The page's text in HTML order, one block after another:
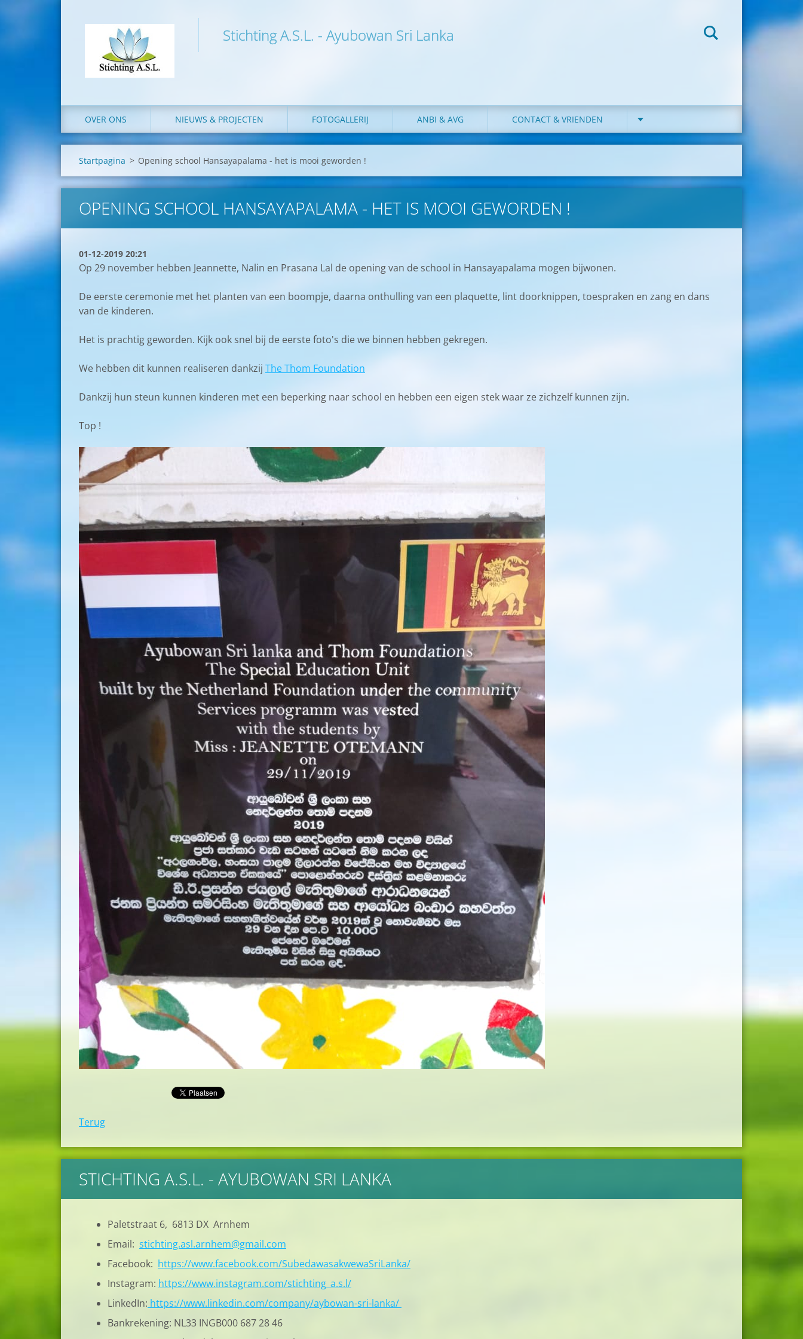
Stichting A.S.L. - Ayubowan Sri Lanka
OVER ONS NIEUWS & PROJECTEN FOTOGALLERIJ ANBI & AVG CONTACT & VRIENDEN
Startpagina > Opening school Hansayapalama - het is mooi geworden !
OPENING SCHOOL HANSAYAPALAMA - HET IS MOOI GEWORDEN !
01-12-2019 20:21
Op 29 november hebben Jeannette, Nalin en Prasana Lal de opening van de school in Hansayapalama mogen bijwonen.
De eerste ceremonie met het planten van een boompje, daarna onthulling van een plaquette, lint doorknippen, toespraken en zang en dans
van de kinderen.
Het is prachtig geworden. Kijk ook snel bij de eerste foto's die we binnen hebben gekregen.
We hebben dit kunnen realiseren dankzij The Thom Foundation
Dankzij hun steun kunnen kinderen met een beperking naar school en hebben een eigen stek waar ze zichzelf kunnen zijn.
Top !
Terug
STICHTING A.S.L. - AYUBOWAN SRI LANKA
Paletstraat 6, 6813 DX Arnhem
Email: stichting.asl.arnhem@gmail.com
Facebook: https://www.facebook.com/SubedawasakwewaSriLanka/
Instagram: https://www.instagram.com/stichting_a.s.l/
LinkedIn: https://www.linkedin.com/company/aybowan-sri-lanka/
Bankrekening: NL33 INGB000 687 28 46